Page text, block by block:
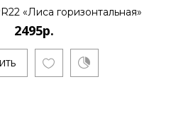
«Лиса горизонтальная»
2495р.